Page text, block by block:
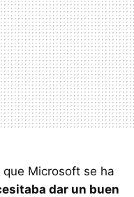
Microsoft se ha
dar un buen